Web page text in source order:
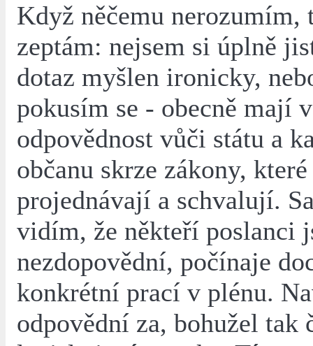
Když něčemu nerozumím,
zeptám: nejsem si úplně
dotaz myšlen ironicky,
pokusím se - obecně mají
odpovědnost vůči státu a
občanu skrze zákony, které
projednávají a schvalují.
vidím, že někteří poslanci
nezdopovědní, počínaje
konkrétní prací v plénu.
odpovědní za, bohužel tak